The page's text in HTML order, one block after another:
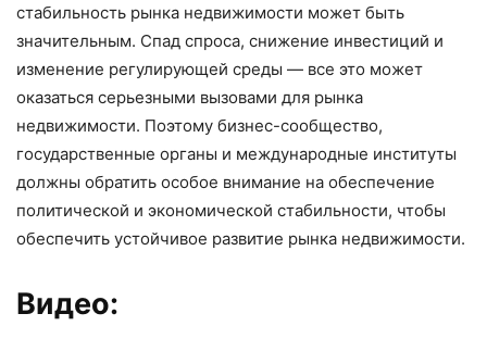
стабильность рынка недвижимости может быть
значительным. Спад спроса, снижение инвестиций и
изменение регулирующей среды — все это может
оказаться серьезными вызовами для рынка
недвижимости. Поэтому бизнес-сообщество,
государственные органы и международные институты
должны обратить особое внимание на обеспечение
политической и экономической стабильности, чтобы
обеспечить устойчивое развитие рынка недвижимости.
Видео: